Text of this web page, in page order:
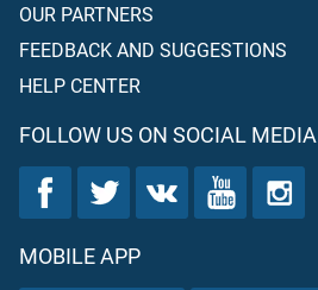
OUR PARTNERS
FEEDBACK AND SUGGESTIONS
HELP CENTER
FOLLOW US ON SOCIAL MEDIA
MOBILE APP